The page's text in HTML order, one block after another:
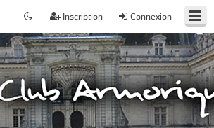
Connexion
Inscription